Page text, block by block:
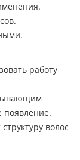
работу
появление.
волос